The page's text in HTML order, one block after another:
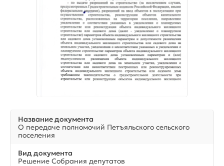
Название документа
О передаче полномочий Петъяльского сельского
поселения
Вид документа
Решение Собрания депутатов